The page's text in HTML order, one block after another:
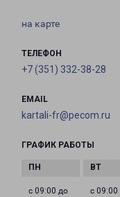
на карте
ТЕЛЕФОН
+7 (351) 332-38-28
EMAIL
kartali-fr@pecom.ru
ГРАФИК РАБОТЫ
с 09:00 до
с 09:00